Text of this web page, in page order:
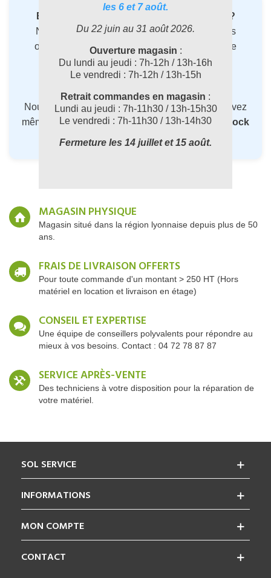
Besoin d’un conseil avant de commander ?
Nos
experts en entretien professionnel
vous
orientent vers lameilleure solution
selon votre
usage et vos contraintes.
? Appelez-nous au 04 72 78 87 87
Nous vous conseillons gratuitement, et vous pouvez
même
commander les articles en rupture de stock
directement par téléphone.
MAGASIN PHYSIQUE
Magasin situé dans la région lyonnaise depuis plus de 50
ans.
FRAIS DE LIVRAISON OFFERTS
Pour toute commande d'un montant > 250 HT (Hors
matériel en location et livraison en étage)
CONSEIL ET EXPERTISE
Une équipe de conseillers polyvalents pour répondre au
mieux à vos besoins. Contact : 04 72 78 87 87
SERVICE APRÈS-VENTE
Des techniciens à votre disposition pour la réparation de
votre matériel.
INFORMATIONS
MON COMPTE
SOL SERVICE
CONTACT
les 6 et 7 août.
Du 22 juin au 31 août 2026.
Ouverture magasin :
Du lundi au jeudi : 7h-12h / 13h-16h
Le vendredi : 7h-12h / 13h-15h
Retrait commandes en magasin :
Lundi au jeudi : 7h-11h30 / 13h-15h30
Le vendredi : 7h-11h30 / 13h-14h30
Fermeture les 14 juillet et 15 août.